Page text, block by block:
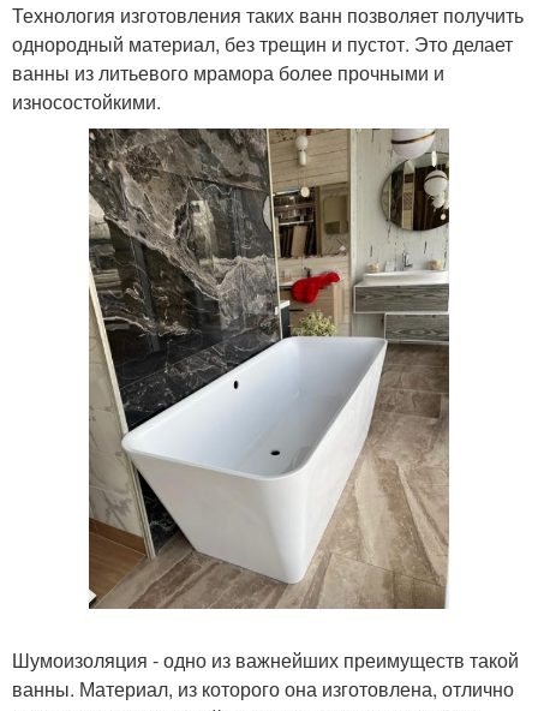
Технология изготовления таких ванн позволяет получить
однородный материал, без трещин и пустот. Это делает
ванны из литьевого мрамора более прочными и
износостойкими.
Шумоизоляция - одно из важнейших преимуществ такой
ванны. Материал, из которого она изготовлена, отлично